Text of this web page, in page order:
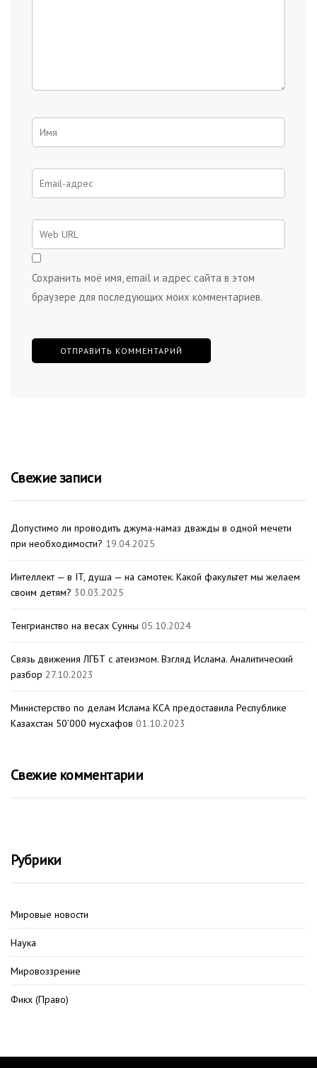
Сохранить моё имя, email и адрес сайта в этом
браузере для последующих моих комментариев.
Свежие записи
Допустимо ли проводить джума-намаз дважды в одной мечети
при необходимости? 19.04.2025
Интеллект — в IT, душа — на самотек. Какой факультет мы желаем
своим детям? 30.03.2025
Тенгрианство на весах Сунны 05.10.2024
Связь движения ЛГБТ с атеизмом. Взгляд Ислама. Аналитический
разбор 27.10.2023
Министерство по делам Ислама КСА предоставила Республике
Казахстан 50’000 мусхафов 01.10.2023
Свежие комментарии
Рубрики
Мировые новости
Наука
Мировоззрение
Фикх (Право)